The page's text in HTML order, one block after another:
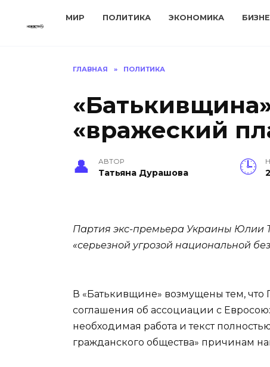
МИР ПОЛИТИКА ЭКОНОМИКА
ГЛАВНАЯ » ПОЛИТИКА
«вражеский
АВТОР
Татьяна Дурашова
Партия экс-премьера Украины Юлии
«серьезной угрозой национальной
В «Батькивщине» возмущены тем,
соглашения об ассоциации с
необходимая работа и текст
гражданского общества» причинам